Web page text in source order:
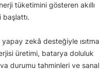
tüketimini gösteren akıllı
zekâ desteğiyle ısıtma
üretimi, batarya doluluk
durumu tahminleri ve sanal